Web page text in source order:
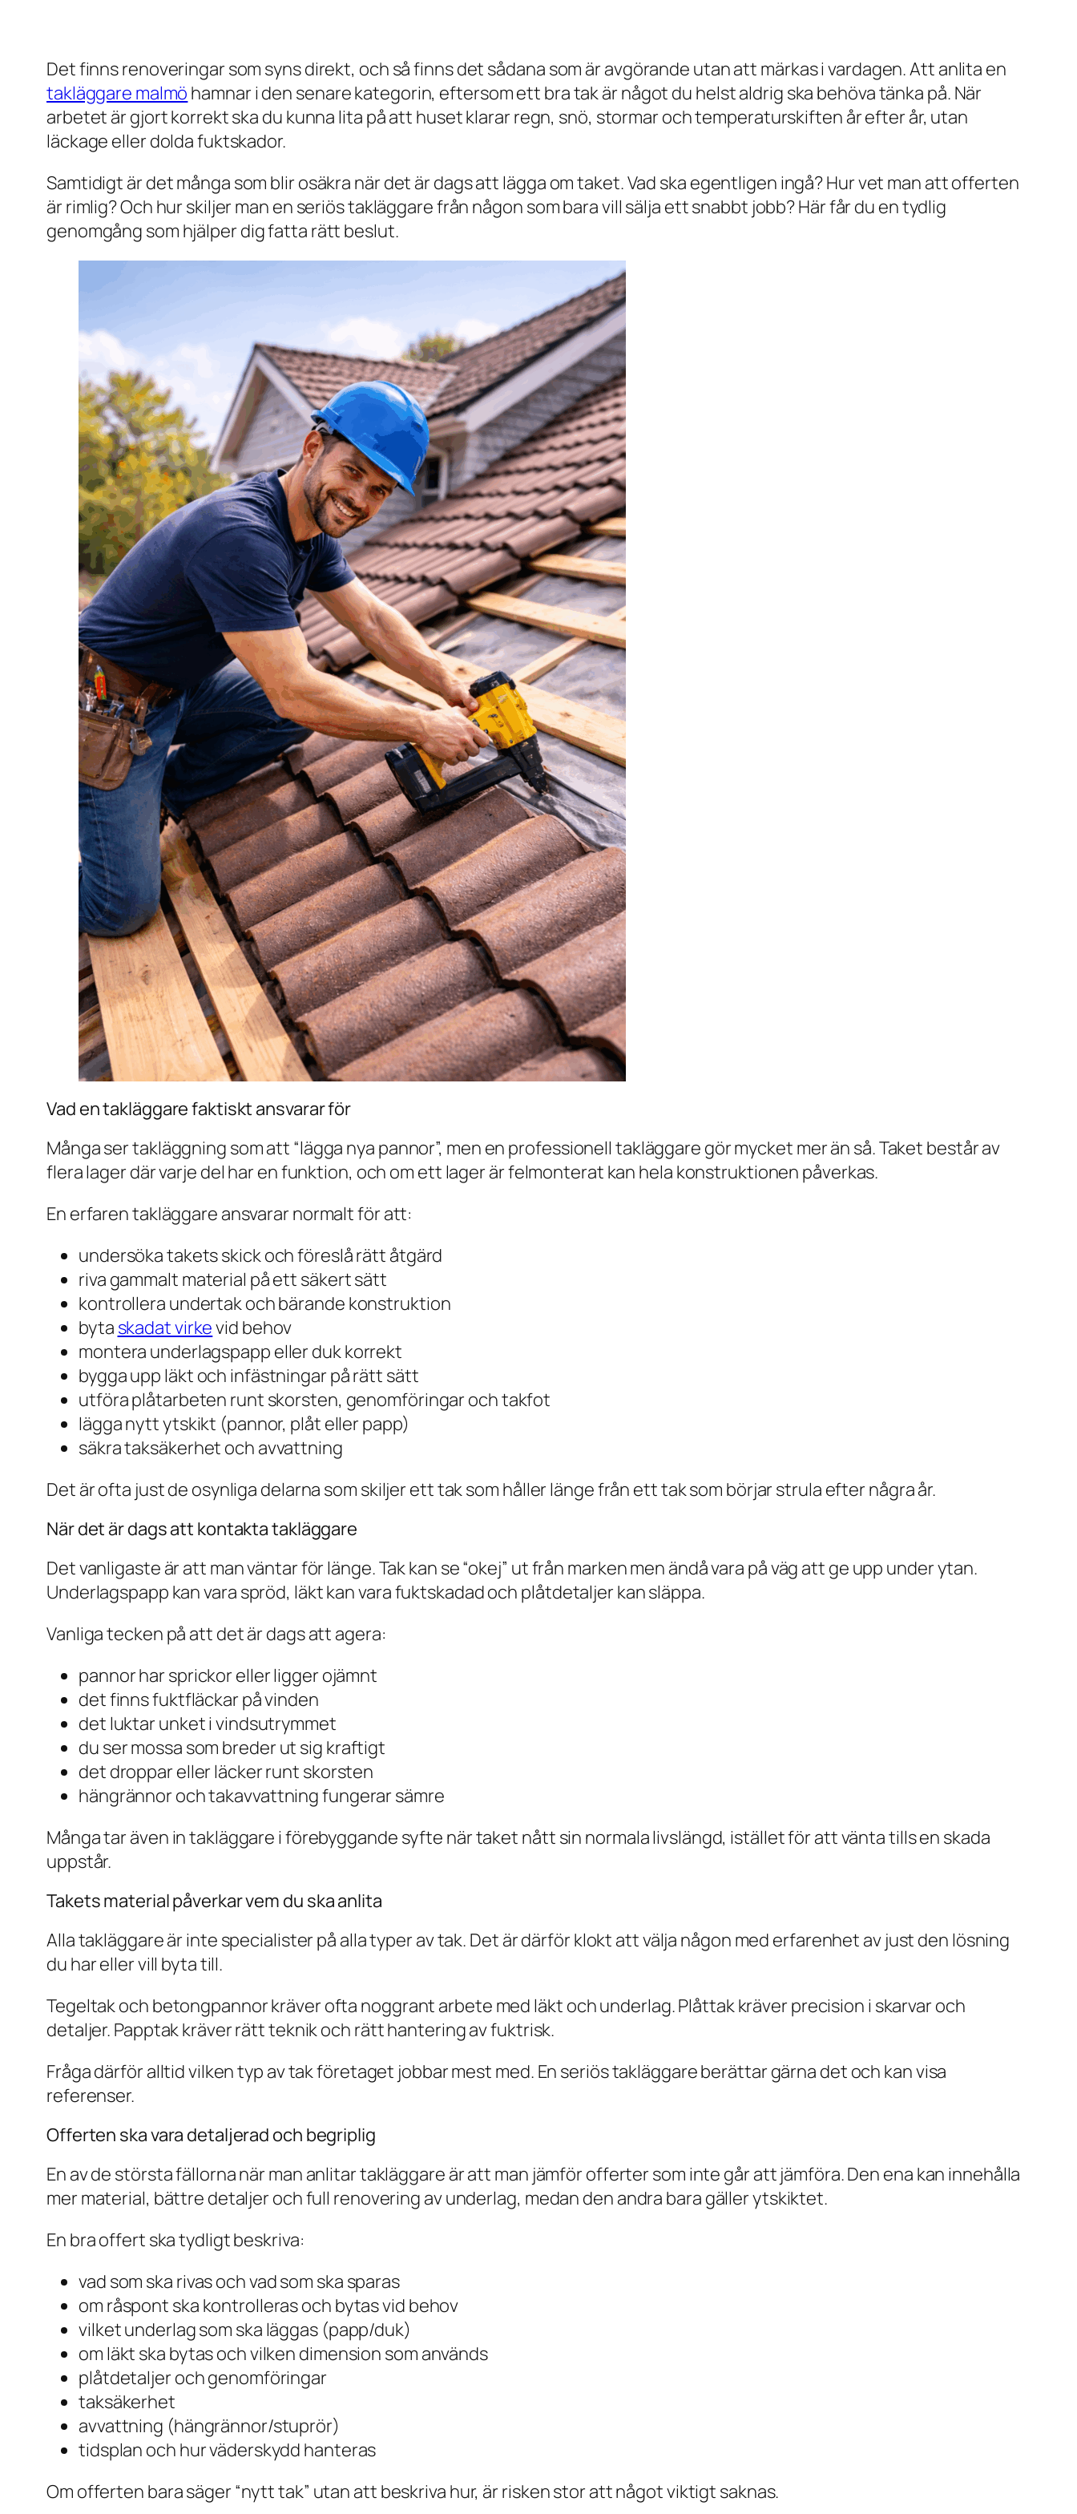
Det finns renoveringar som syns direkt, och så finns det sådana som är avgörande utan att märkas i vardagen. Att anlita en
takläggare malmö hamnar i den senare kategorin, eftersom ett bra tak är något du helst aldrig ska behöva tänka på. När
arbetet är gjort korrekt ska du kunna lita på att huset klarar regn, snö, stormar och temperaturskiften år efter år, utan
läckage eller dolda fuktskador.
Samtidigt är det många som blir osäkra när det är dags att lägga om taket. Vad ska egentligen ingå? Hur vet man att offerten
är rimlig? Och hur skiljer man en seriös takläggare från någon som bara vill sälja ett snabbt jobb? Här får du en tydlig
genomgång som hjälper dig fatta rätt beslut.
Vad en takläggare faktiskt ansvarar för
Många ser takläggning som att “lägga nya pannor”, men en professionell takläggare gör mycket mer än så. Taket består av
flera lager där varje del har en funktion, och om ett lager är felmonterat kan hela konstruktionen påverkas.
En erfaren takläggare ansvarar normalt för att:
undersöka takets skick och föreslå rätt åtgärd
riva gammalt material på ett säkert sätt
kontrollera undertak och bärande konstruktion
byta skadat virkevid behov
montera underlagspapp eller duk korrekt
bygga upp läkt och infästningar på rätt sätt
utföra plåtarbeten runt skorsten, genomföringar och takfot
lägga nytt ytskikt (pannor, plåt eller papp)
säkra taksäkerhet och avvattning
Det är ofta just de osynliga delarna som skiljer ett tak som håller länge från ett tak som börjar strula efter några år.
När det är dags att kontakta takläggare
Det vanligaste är att man väntar för länge. Tak kan se “okej” ut från marken men ändå vara på väg att ge upp under ytan.
Underlagspapp kan vara spröd, läkt kan vara fuktskadad och plåtdetaljer kan släppa.
Vanliga tecken på att det är dags att agera:
pannor har sprickor eller ligger ojämnt
det finns fuktfläckar på vinden
det luktar unket i vindsutrymmet
du ser mossa som breder ut sig kraftigt
det droppar eller läcker runt skorsten
hängrännor och takavvattning fungerar sämre
Många tar även in takläggare i förebyggande syfte när taket nått sin normala livslängd, istället för att vänta tills en skada
uppstår.
Takets material påverkar vem du ska anlita
Alla takläggare är inte specialister på alla typer av tak. Det är därför klokt att välja någon med erfarenhet av just den lösning
du har eller vill byta till.
Tegeltak och betongpannor kräver ofta noggrant arbete med läkt och underlag. Plåttak kräver precision i skarvar och
detaljer. Papptak kräver rätt teknik och rätt hantering av fuktrisk.
Fråga därför alltid vilken typ av tak företaget jobbar mest med. En seriös takläggare berättar gärna det och kan visa
referenser.
Offerten ska vara detaljerad och begriplig
En av de största fällorna när man anlitar takläggare är att man jämför offerter som inte går att jämföra. Den ena kan innehålla
mer material, bättre detaljer och full renovering av underlag, medan den andra bara gäller ytskiktet.
En bra offert ska tydligt beskriva:
vad som ska rivas och vad som ska sparas
om råspont ska kontrolleras och bytas vid behov
vilket underlag som ska läggas (papp/duk)
om läkt ska bytas och vilken dimension som används
plåtdetaljer och genomföringar
taksäkerhet
avvattning (hängrännor/stuprör)
tidsplan och hur väderskydd hanteras
Om offerten bara säger “nytt tak” utan att beskriva hur, är risken stor att något viktigt saknas.